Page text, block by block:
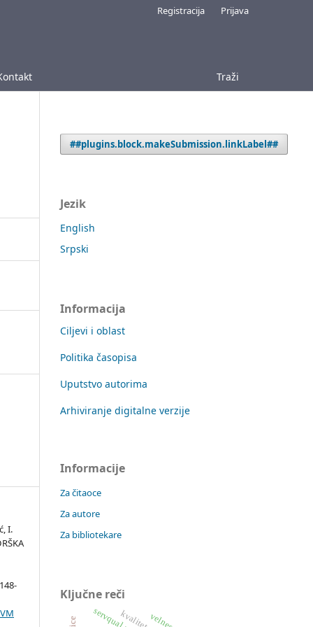
Traži
Registracija Prijava
I.
##plugins.block.makeSubmission.linkLabel##
Jezik
English
Srpski
Informacija
Ciljevi i oblast
Politika časopisa
Uputstvo autorima
Arhiviranje digitalne verzije
Informacije
Za čitaoce
Za autore
Za bibliotekare
Ključne reči